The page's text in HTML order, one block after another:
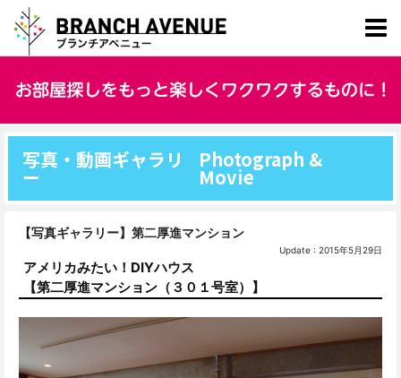
写真・動画ギャラリ
ー
Photograph &
Movie
【写真ギャラリー】第二厚進マンション
Update : 2015年5月29日
アメリカみたい！DIYハウス
【第二厚進マンション（３０１号室）】